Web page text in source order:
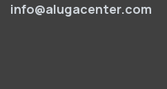
info@alugacenter.com